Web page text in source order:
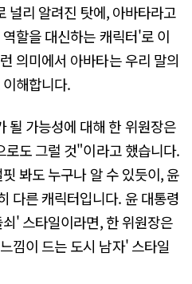
널리 알려진 탓에, 아바타라고
할을 대신하는 캐릭터'로 이
의미에서 아바타는 우리 말의
해합니다.
될 가능성에 대해 한 위원장은
도 그럴 것"이라고 했습니다.
봐도 누구나 알 수 있듯이, 윤
다른 캐릭터입니다. 윤 대통령
' 스타일이라면, 한 위원장은
낌이 드는 도시 남자' 스타일